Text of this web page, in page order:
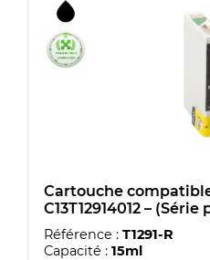
Epson
T1291
-
C13T12914012
Cartouche compatible
C13T12914012 –
Référence : T1291-R
Capacité : 15ml